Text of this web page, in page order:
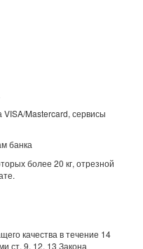
VISA/Mastercard, сервисы
банка
более 20 кг, отрезной
качества в течение 14
ст. 9, 12, 13 Закона